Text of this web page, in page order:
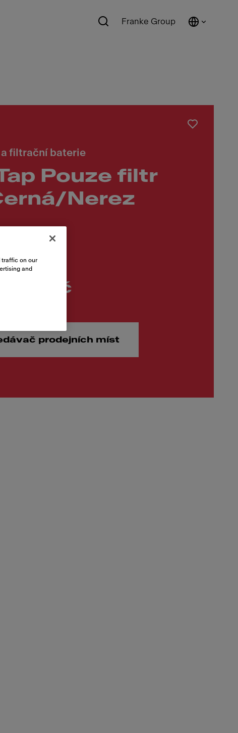
Franke Group
filtrační baterie
Pouze filtr
Nerez
Kč
prodejních míst
traffic on our
and